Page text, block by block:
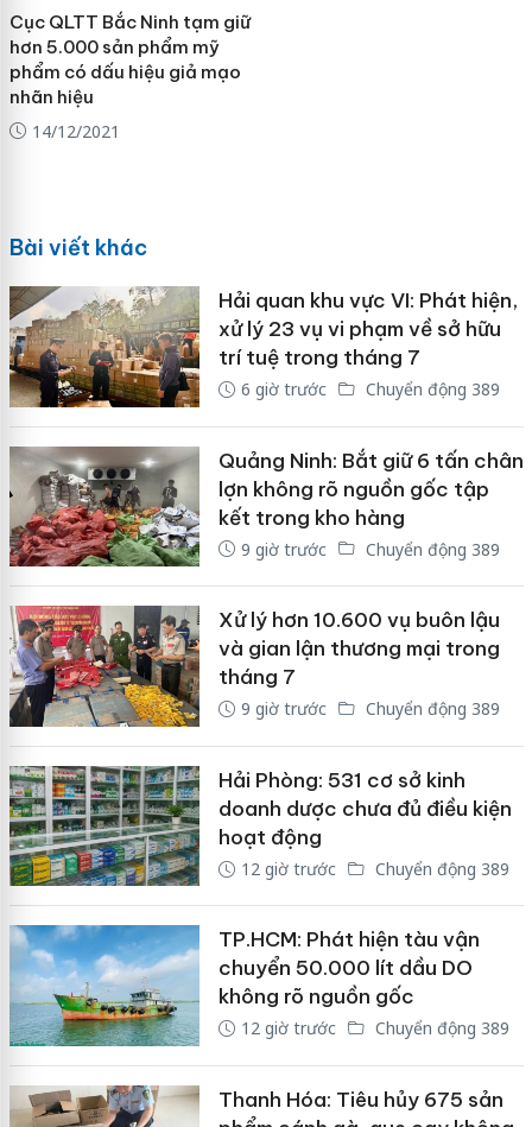
Cục QLTT Bắc Ninh tạm giữ
hơn 5.000 sản phẩm mỹ
phẩm có dấu hiệu giả mạo
nhãn hiệu
14/12/2021
Bài viết khác
Hải quan khu vực VI: Phát hiện,
xử lý 23 vụ vi phạm về sở hữu
trí tuệ trong tháng 7
6 giờ trước Chuyển động 389
Quảng Ninh: Bắt giữ 6 tấn chân
lợn không rõ nguồn gốc tập
kết trong kho hàng
9 giờ trước Chuyển động 389
Xử lý hơn 10.600 vụ buôn lậu
và gian lận thương mại trong
tháng 7
9 giờ trước Chuyển động 389
Hải Phòng: 531 cơ sở kinh
doanh dược chưa đủ điều kiện
hoạt động
12 giờ trước Chuyển động 389
TP.HCM: Phát hiện tàu vận
chuyển 50.000 lít dầu DO
không rõ nguồn gốc
12 giờ trước Chuyển động 389
Thanh Hóa: Tiêu hủy 675 sản